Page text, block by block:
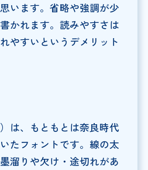
います。省略や強調が少
かれます。読みやすさは
やすいというデメリット
は、もともとは奈良時代
たフォントです。線の太
溜りや欠け・途切れがあ